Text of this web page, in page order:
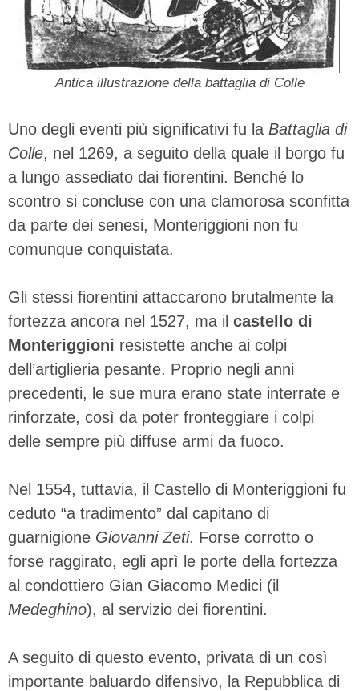
Antica illustrazione della battaglia di Colle
Uno degli eventi più significativi fu la Battaglia di
Colle, nel 1269, a seguito della quale il borgo fu
a lungo assediato dai fiorentini. Benché lo
scontro si concluse con una clamorosa sconfitta
da parte dei senesi, Monteriggioni non fu
comunque conquistata.
Gli stessi fiorentini attaccarono brutalmente la
fortezza ancora nel 1527, ma il castello di
Monteriggioni resistette anche ai colpi
dell’artiglieria pesante. Proprio negli anni
precedenti, le sue mura erano state interrate e
rinforzate, così da poter fronteggiare i colpi
delle sempre più diffuse armi da fuoco.
Nel 1554, tuttavia, il Castello di Monteriggioni fu
ceduto “a tradimento” dal capitano di
guarnigione Giovanni Zeti. Forse corrotto o
forse raggirato, egli aprì le porte della fortezza
al condottiero Gian Giacomo Medici (il
Medeghino), al servizio dei fiorentini.
A seguito di questo evento, privata di un così
importante baluardo difensivo, la Repubblica di